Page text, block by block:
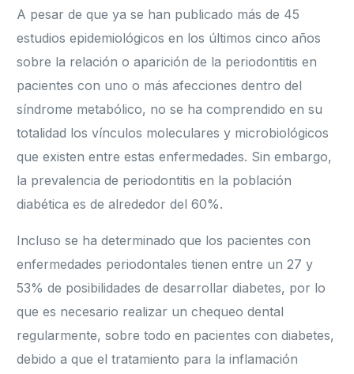
A pesar de que ya se han publicado más de 45
estudios epidemiológicos en los últimos cinco años
sobre la relación o aparición de la periodontitis en
pacientes con uno o más afecciones dentro del
síndrome metabólico, no se ha comprendido en su
totalidad los vínculos moleculares y microbiológicos
que existen entre estas enfermedades. Sin embargo,
la prevalencia de periodontitis en la población
diabética es de alrededor del 60%.
Incluso se ha determinado que los pacientes con
enfermedades periodontales tienen entre un 27 y
53% de posibilidades de desarrollar diabetes, por lo
que es necesario realizar un chequeo dental
regularmente, sobre todo en pacientes con diabetes,
debido a que el tratamiento para la inflamación